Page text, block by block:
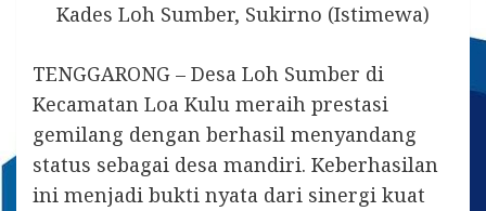
Kades Loh Sumber, Sukirno (Istimewa)
TENGGARONG – Desa Loh Sumber di
Kecamatan Loa Kulu meraih prestasi
gemilang dengan berhasil menyandang
status sebagai desa mandiri. Keberhasilan
ini menjadi bukti nyata dari sinergi kuat